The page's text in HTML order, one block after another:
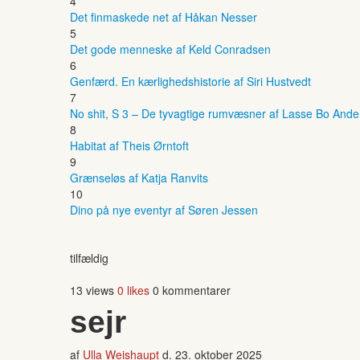
Det finmaskede net af Håkan Nesser
5
Det gode menneske af Keld Conradsen
6
Genfærd. En kærlighedshistorie af Siri Hustvedt
7
No shit, S 3 – De tyvagtige rumvæsner af Lasse Bo
8
Habitat af Theis Ørntoft
9
Grænseløs af Katja Ranvits
10
Dino på nye eventyr af Søren Jessen
tilfældig
13 views 0 likes 0 kommentarer
sejr
af Ulla Weishaupt d. 23. oktober 2025